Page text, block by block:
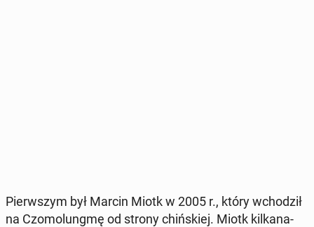
Pierw­szym był Marcin Miotk w 2005 r., który wcho­dził
na Czo­mo­lung­mę od strony chiń­skiej. Miotk kil­ka­na­